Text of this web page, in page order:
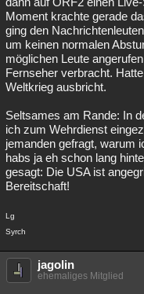
Moment krachte gerade
ging den
um keinen normalen
möglichen Leute
Fernseher verbracht.
Weltkrieg ausbricht.
Seltsames am Rande: In
ich zum Wehrdienst
jemanden gefragt, warum
habs ja eh schon lang
gesagt: Die USA ist
Bereitschaft!
Lg
Syrch
jagolin
ehemaliges Mitglied